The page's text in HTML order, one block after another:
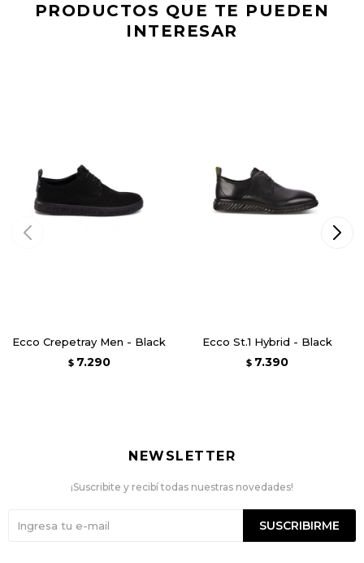
PRODUCTOS QUE TE PUEDEN
INTERESAR
Ecco Crepetray Men - Black
$ 7.290
Ecco St.1 Hybrid - Black
$ 7.390
NEWSLETTER
¡Suscribite y recibí todas nuestras novedades!
SUSCRIBIRME